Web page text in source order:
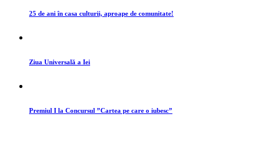
25 de ani în casa culturii, aproape de comunitate!
Ziua Universală a Iei
Premiul I la Concursul ”Cartea pe care o iubesc”